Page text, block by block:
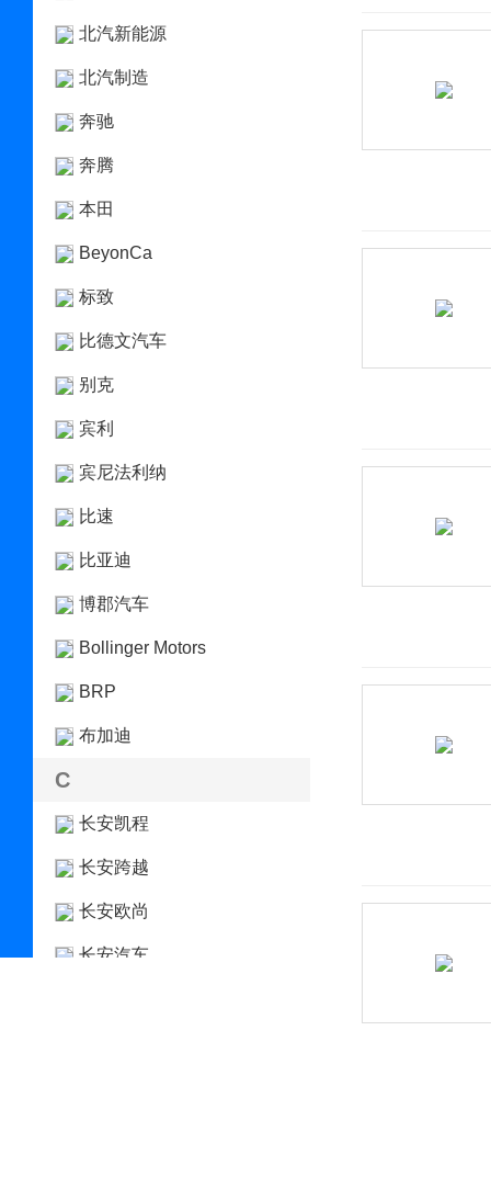
北汽新能源
北汽制造
奔驰
奔腾
本田
BeyonCa
标致
比德文汽车
别克
宾利
宾尼法利纳
比速
比亚迪
博郡汽车
Bollinger Motors
BRP
布加迪
C
长安凯程
长安跨越
长安欧尚
长安汽车